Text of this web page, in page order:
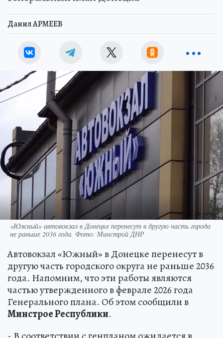
Данил АРМЕЕВ
«Южный» автовокзал в Донецке перенесут в другую часть города
не раньше 2036 года. Фото: Минстрой ДНР
Автовокзал «Южный» в Донецке перенесут в
другую часть городского округа не раньше 2036
года. Напомним, что эти работы являются
частью утвержденного в феврале 2026 года
Генерального плана. Об этом сообщили в
Минстрое Республики.